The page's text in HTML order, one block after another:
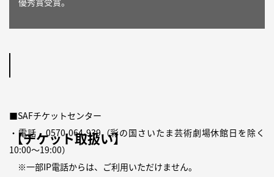
【チケット取扱い】
■SAFチケットセンター
・電話0570-064-939（彩の国さいたま芸術劇場休館日 を除く
10:00〜19:00）
※一部IP電話からは、ご利用いただけません。